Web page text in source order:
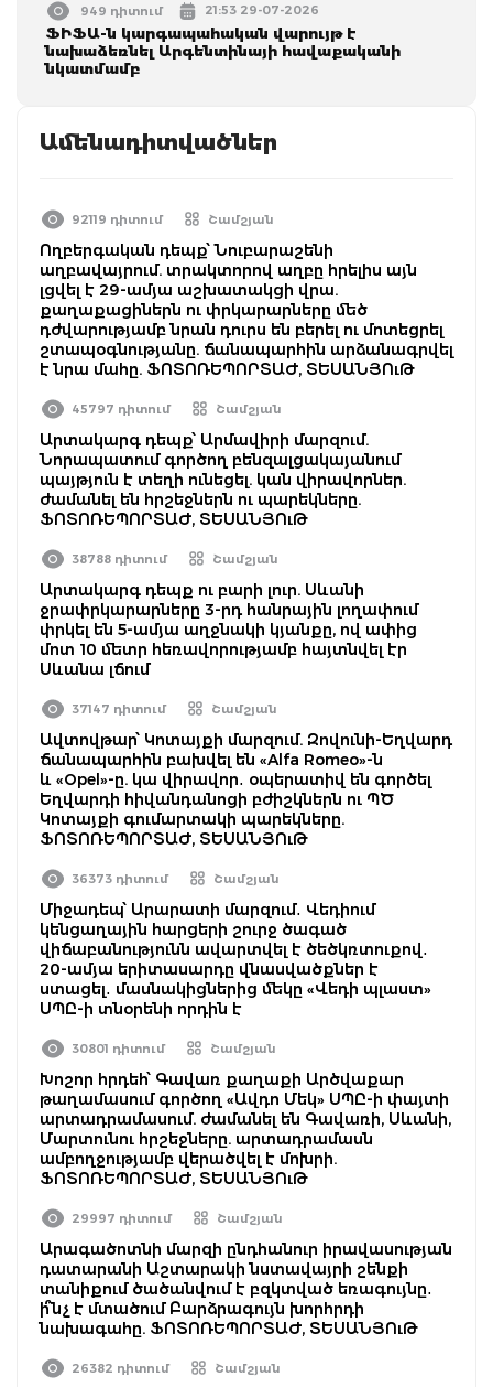
949 դիտում 21:53 29-07-2026
ՖԻՖԱ-ն կարգապահական վարույթ է
նախաձեռնել Արգենտինայի հավաքականի
նկատմամբ
Ամենադիտվածներ
92119 դիտում Շամշյան
Ողբերգական դեպք՝ Նուբարաշենի
աղբավայրում. տրակտորով աղբը հրելիս այն
լցվել է 29-ամյա աշխատակցի վրա.
քաղաքացիներն ու փրկարարները մեծ
դժվարությամբ նրան դուրս են բերել ու մոտեցրել
շտապօգնությանը. ճանապարհին արձանագրվել
է նրա մահը. ՖՈՏՈՌԵՊՈՐՏԱԺ, ՏԵՍԱՆՅՈւԹ
45797 դիտում Շամշյան
Արտակարգ դեպք՝ Արմավիրի մարզում.
Նորապատում գործող բենզալցակայանում
պայթյուն է տեղի ունեցել. կան վիրավորներ.
ժամանել են հրշեջներն ու պարեկները.
ՖՈՏՈՌԵՊՈՐՏԱԺ, ՏԵՍԱՆՅՈւԹ
38788 դիտում Շամշյան
Արտակարգ դեպք ու բարի լուր. Սևանի
ջրափրկարարները 3-րդ հանրային լողափում
փրկել են 5-ամյա աղջնակի կյանքը, ով ափից
մոտ 10 մետր հեռավորությամբ հայտնվել էր
Սևանա լճում
37147 դիտում Շամշյան
Ավտովթար՝ Կոտայքի մարզում. Զովունի-Եղվարդ
ճանապարհին բախվել են «Alfa Romeo»-ն
և «Opel»-ը. կա վիրավոր․ օպերատիվ են գործել
Եղվարդի հիվանդանոցի բժիշկներն ու ՊԾ
Կոտայքի գումարտակի պարեկները.
ՖՈՏՈՌԵՊՈՐՏԱԺ, ՏԵՍԱՆՅՈւԹ
36373 դիտում Շամշյան
Միջադեպ՝ Արարատի մարզում․ Վեդիում
կենցաղային հարցերի շուրջ ծագած
վիճաբանությունն ավարտվել է ծեծկռտուքով․
20-ամյա երիտասարդը վնասվածքներ է
ստացել․ մասնակիցներից մեկը «Վեդի պլաստ»
ՍՊԸ-ի տնօրենի որդին է
30801 դիտում Շամշյան
Խոշոր հրդեհ՝ Գավառ քաղաքի Արծվաքար
թաղամասում գործող «Ավդո Մեկ» ՍՊԸ-ի փայտի
արտադրամասում. ժամանել են Գավառի, Սևանի,
Մարտունու հրշեջները. արտադրամասն
ամբողջությամբ վերածվել է մոխրի.
ՖՈՏՈՌԵՊՈՐՏԱԺ, ՏԵՍԱՆՅՈւԹ
29997 դիտում Շամշյան
Արագածոտնի մարզի ընդհանուր իրավասության
դատարանի Աշտարակի նստավայրի շենքի
տանիքում ծածանվում է բզկտված եռագույնը․
ի՞նչ է մտածում Բարձրագույն խորհրդի
նախագահը. ՖՈՏՈՌԵՊՈՐՏԱԺ, ՏԵՍԱՆՅՈւԹ
26382 դիտում Շամշյան